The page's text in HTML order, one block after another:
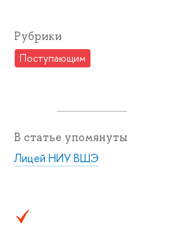
Рубрики
Поступающим
В статье упомянуты
Лицей НИУ ВШЭ